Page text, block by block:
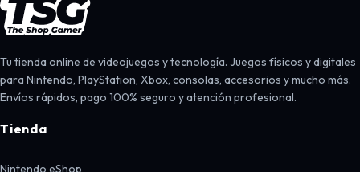
Tu tienda online de videojuegos y tecnología. Juegos físicos y digitales
para Nintendo, PlayStation, Xbox, consolas, accesorios y mucho más.
Envíos rápidos, pago 100% seguro y atención profesional.
Tienda
Nintendo eShop